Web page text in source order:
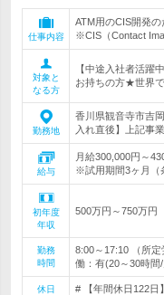
仕事内容
ATM用のCIS開発の
※CIS（Contact
対象と
なる方
【中途入社者活
お持ちの方★世界
勤務地
香川県観音寺市吉
入れ直後】上記事
給与
月給300,000円～
※試用期間3ヶ月（
初年度
年収
500万円～750万円
勤務
時間
8:00～17:10 （所
働：有(20～30時間
休日
# 【年間休日122日